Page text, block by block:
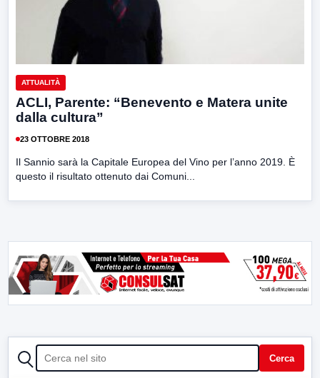
ATTUALITÀ
ACLI, Parente: “Benevento e Matera unite
dalla cultura”
23 OTTOBRE 2018
Il Sannio sarà la Capitale Europea del Vino per l’anno 2019. È
questo il risultato ottenuto dai Comuni...
CERCA Cerca